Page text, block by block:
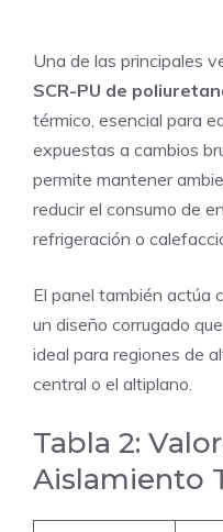
Una de las principales
SCR-PU de
térmico, esencial para
expuestas a cambios
permite mantener
reducir el consumo de
refrigeración o
El panel también actúa
un diseño corrugado
ideal para regiones de
central o el altiplano.
Tabla 2:
Aislamiento